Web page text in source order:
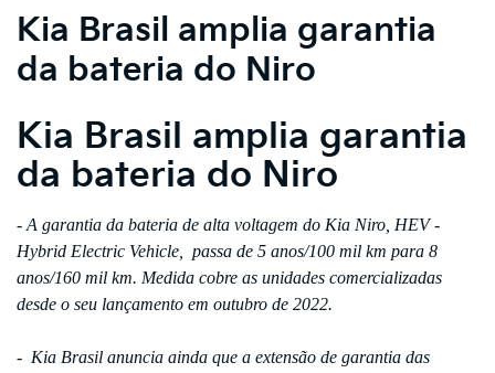
Kia Brasil amplia garantia
da bateria do Niro
Kia Brasil amplia garantia
da bateria do Niro
- A garantia da bateria de alta voltagem do Kia Niro, HEV -
Hybrid Electric Vehicle, passa de 5 anos/100 mil km para 8
anos/160 mil km. Medida cobre as unidades comercializadas
desde o seu lançamento em outubro de 2022.
- Kia Brasil anuncia ainda que a extensão de garantia das